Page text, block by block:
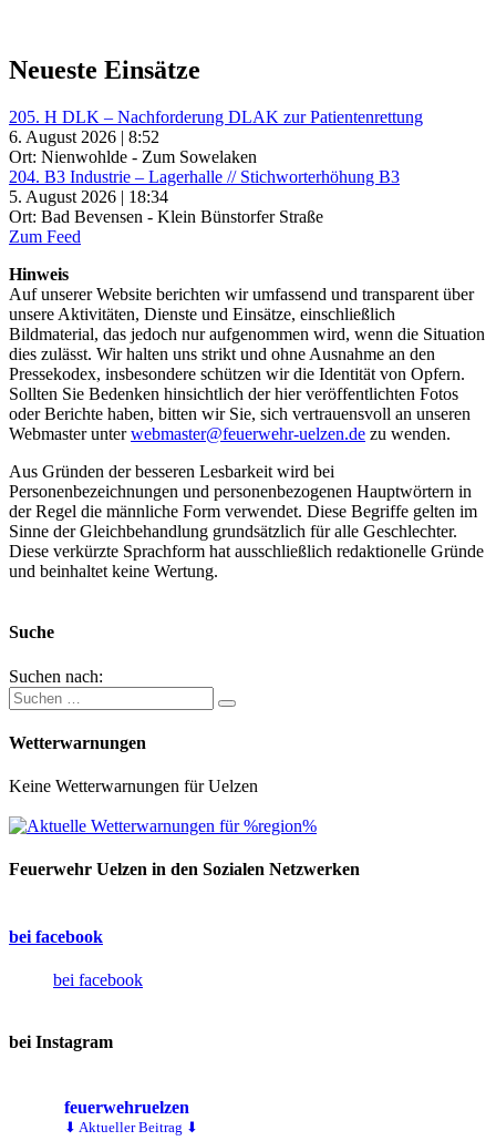
Neueste Einsätze
205. H DLK – Nachforderung DLAK zur Patientenrettung
6. August 2026 | 8:52
Ort: Nienwohlde - Zum Sowelaken
204. B3 Industrie – Lagerhalle // Stichworterhöhung B3
5. August 2026 | 18:34
Ort: Bad Bevensen - Klein Bünstorfer Straße
Zum Feed
Hinweis
Auf unserer Website berichten wir umfassend und transparent über
unsere Aktivitäten, Dienste und Einsätze, einschließlich
Bildmaterial, das jedoch nur aufgenommen wird, wenn die Situation
dies zulässt. Wir halten uns strikt und ohne Ausnahme an den
Pressekodex, insbesondere schützen wir die Identität von Opfern.
Sollten Sie Bedenken hinsichtlich der hier veröffentlichten Fotos
oder Berichte haben, bitten wir Sie, sich vertrauensvoll an unseren
Webmaster unterwebmaster@feuerwehr-uelzen.de zu wenden.
Aus Gründen der besseren Lesbarkeit wird bei
Personenbezeichnungen und personenbezogenen Hauptwörtern in
der Regel die männliche Form verwendet. Diese Begriffe gelten im
Sinne der Gleichbehandlung grundsätzlich für alle Geschlechter.
Diese verkürzte Sprachform hat ausschließlich redaktionelle Gründe
und beinhaltet keine Wertung.
Suche
Suchen nach:
Wetterwarnungen
Keine Wetterwarnungen für Uelzen
Feuerwehr Uelzen in den Sozialen Netzwerken
bei facebook
bei facebook
bei Instagram
feuerwehruelzen
⬇ Aktueller Beitrag ⬇